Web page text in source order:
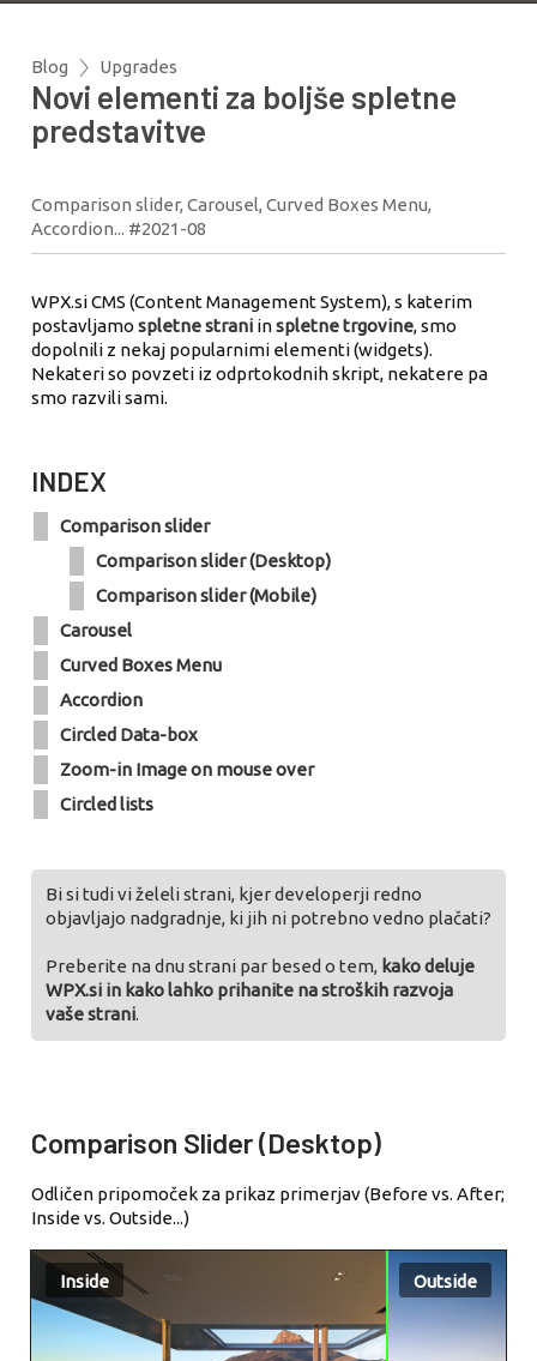
Blog Upgrades
Novi elementi za boljše spletne
predstavitve
Comparison slider, Carousel, Curved Boxes Menu,
Accordion... #2021-08
WPX.si CMS (Content Management System), s katerim
postavljamospletne strani inspletne trgovine, smo
dopolnili z nekaj popularnimi elementi (widgets).
Nekateri so povzeti iz odprtokodnih skript, nekatere pa
smo razvili sami.
INDEX
Comparison slider
Comparison slider (Desktop)
Comparison slider (Mobile)
Carousel
Curved Boxes Menu
Accordion
Circled Data-box
Zoom-in Image on mouse over
Circled lists
Bi si tudi vi želeli strani, kjer developerji redno
objavljajo nadgradnje, ki jih ni potrebno vedno plačati?
Preberite na dnu strani par besed o tem, kako deluje
WPX.si in kako lahko prihanite na stroških razvoja
vaše strani.
Comparison Slider (Desktop)
Odličen pripomoček za prikaz primerjav (Before vs. After;
Inside vs. Outside...)
Inside Outside